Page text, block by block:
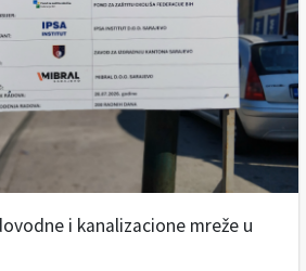
i kanalizacione mreže u